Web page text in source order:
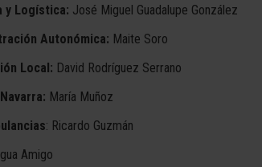
y Logística: José Miguel Guadalupe González
Autonómica: Maite Soro
Local: David Rodríguez Serrano
María Muñoz
: Ricardo Guzmán
Amigo